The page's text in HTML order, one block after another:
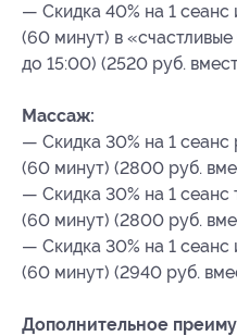
— Скидка 40% на 1
(60 минут) в
до 15:00) (2520 руб.
Массаж:
— Скидка 30% на 1
(60 минут) (2800 руб.
— Скидка 30% на 1
(60 минут) (2800 руб.
— Скидка 30% на 1
(60 минут) (2940 руб.
Дополнительное